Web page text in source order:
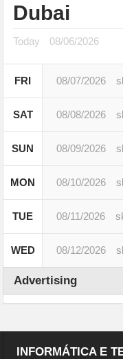
Dubai
Today 08/06/2026
FRI 08/07/2026
SAT 08/08/2026
SUN 08/09/2026
MON 08/10/2026
TUE 08/11/2026
WED 08/12/2026
Advertising
INFORMÁTICA E